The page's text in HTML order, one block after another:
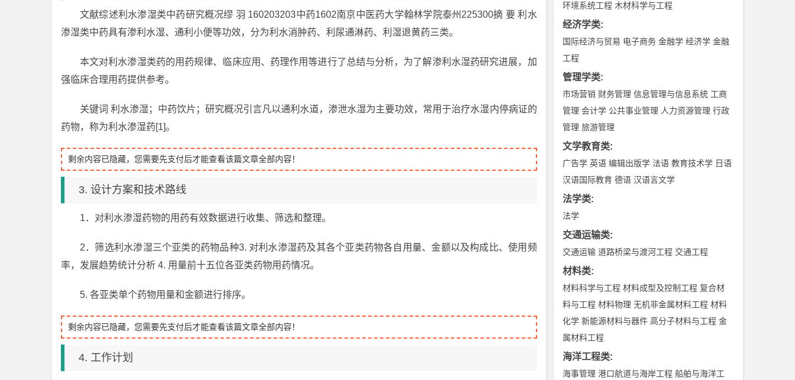
文献综述利水渗湿类中药研究概况缪 羽 160203203中药1602南京中医药大学翰林学院泰州225300摘 要 利水
渗湿类中药具有渗利水湿、通利小便等功效，分为利水消肿药、利尿通淋药、利湿退黄药三类。
本文对利水渗湿类药的用药规律、临床应用、药理作用等进行了总结与分析，为了解渗利水湿药研究进展，加
强临床合理用药提供参考。
关键词 利水渗湿；中药饮片；研究概况引言凡以通利水道，渗泄水湿为主要功效，常用于治疗水湿内停病证的
药物，称为利水渗湿药[1]。
剩余内容已隐藏，您需要先支付后才能查看该篇文章全部内容！
3. 设计方案和技术路线
1．对利水渗湿药物的用药有效数据进行收集、筛选和整理。
2．筛选利水渗湿三个亚类的药物品种3. 对利水渗湿药及其各个亚类药物各自用量、金额以及构成比、使用频
率，发展趋势统计分析 4. 用量前十五位各亚类药物用药情况。
5. 各亚类单个药物用量和金额进行排序。
剩余内容已隐藏，您需要先支付后才能查看该篇文章全部内容！
4. 工作计划
环境系统工程 木材科学与工程
经济学类:
国际经济与贸易 电子商务 金融学 经济学 金融
工程
管理学类:
市场营销 财务管理 信息管理与信息系统 工商
管理 会计学 公共事业管理 人力资源管理 行政
管理 旅游管理
文学教育类:
广告学 英语 编辑出版学 法语 教育技术学 日语
汉语国际教育 德语 汉语言文学
法学类:
法学
交通运输类:
交通运输 道路桥梁与渡河工程 交通工程
材料类:
材料科学与工程 材料成型及控制工程 复合材
料与工程 材料物理 无机非金属材料工程 材料
化学 新能源材料与器件 高分子材料与工程 金
属材料工程
海洋工程类:
海事管理 港口航道与海岸工程 船舶与海洋工